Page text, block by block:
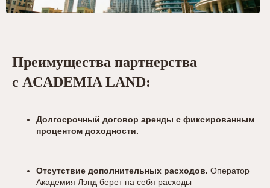
Преимущества партнерства
с ACADEMIA LAND:
Долгосрочный договор аренды с фиксированным
процентом доходности.
Отсутствие дополнительных расходов. Оператор
Академия Лэнд берет на себя расходы